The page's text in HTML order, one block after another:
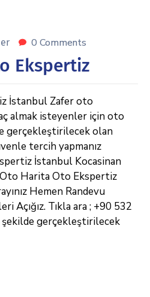
0 Comments
Ekspertiz
İstanbul Zafer oto
almak isteyenler için oto
olan
tercih yapmanız
İstanbul Kocasinan
Harita Oto Ekspertiz
Hemen Randevu
Açığız. Tıkla ara ; +90 532
gerçekleştirilecek